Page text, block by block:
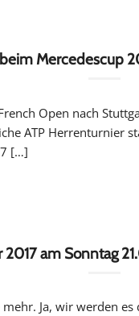
Mercedescup
Open nach
ATP Herrenturnier
[…]
am Sonntag
Ja, wir werden